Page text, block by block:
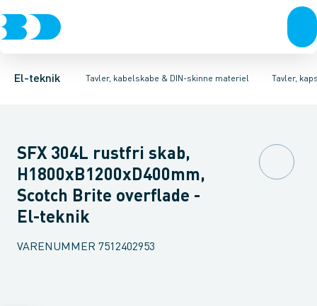
El-teknik Tavler, kabelskabe & DIN-skinne materiel
Afbrydere, stikkontakter & lampeudtagForgreningsmateriel
Tavler,
Tavler, kapsling og rackskabe Fordelings-/byggepladstavler
Ventilationsplade (indkapsling/skab)Dækplade / mærkeplade
SFX 304L rustfri skab,
H1800xB1200xD400mm,
Scotch Brite overflade -
El-teknik
VARENUMMER 7512402953